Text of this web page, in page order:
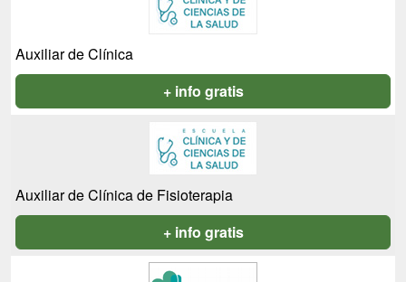
Auxiliar de Clínica
+ info gratis
Auxiliar de Clínica de Fisioterapia
+ info gratis